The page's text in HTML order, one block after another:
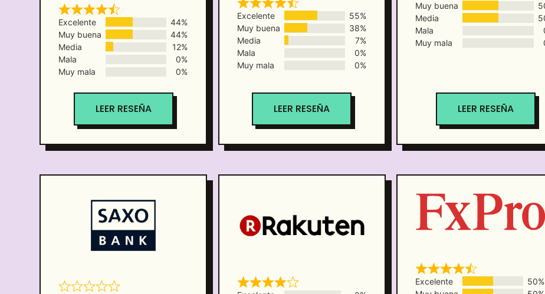
Excelente
44%
Muy buena
44%
Media
12%
Mala
0%
Muy mala
0%
LEER RESEÑA
Excelente
55%
Muy buena
38%
Media
7%
Mala
0%
Muy mala
0%
LEER RESEÑA
Muy buena
Media
Mala
Muy mala
LEER RESEÑA
Excelente
50%